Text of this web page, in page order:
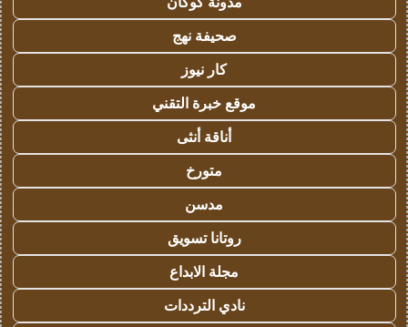
صحيفة نهج
كار نيوز
موقع خبرة التقني
أناقة أنثى
متورخ
مدسن
روتانا تسويق
مجلة الابداع
نادي الترددات